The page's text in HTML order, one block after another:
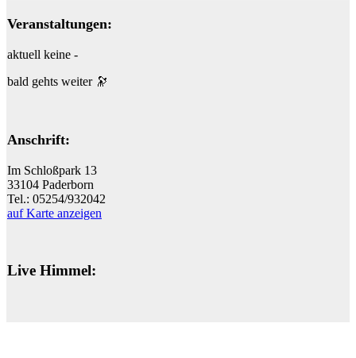
Veranstaltungen:
aktuell keine -
bald gehts weiter 🔭
Anschrift:
Im Schloßpark 13
33104 Paderborn
Tel.: 05254/932042
auf Karte anzeigen
Live Himmel: